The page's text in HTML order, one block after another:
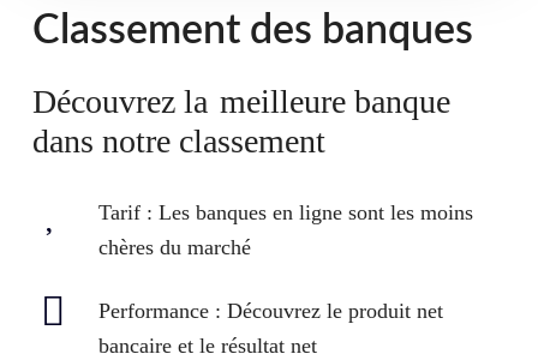
Classement des banques
Découvrez la meilleure banque
dans notre classement
Tarif: Les banques en ligne sont les moins
chères du marché
Performance: Découvrez le produit net
bancaire et le résultat net